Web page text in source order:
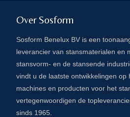
Over Sosform
Sosform Benelux BV is een
leverancier van stansmaterialen en
stansvorm- en de stansende
vindt u de laatste ontwikkelingen op
machines en producten voor het
vertegenwoordigen de
sinds 1965.